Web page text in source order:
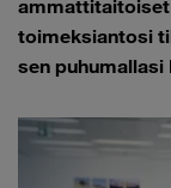
toimeksiantosi
sen puhumallasi